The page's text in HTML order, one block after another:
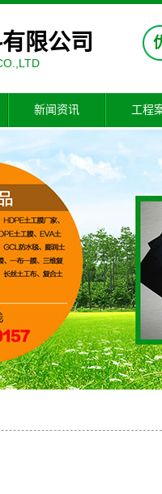
限公司
新闻资讯 工程